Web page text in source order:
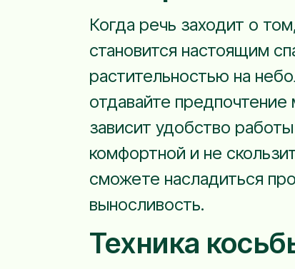
Когда речь заходит о
становится настоящим
растительностью на
отдавайте
зависит удобство
комфортной и не
сможете насладиться
выносливость.
Техника